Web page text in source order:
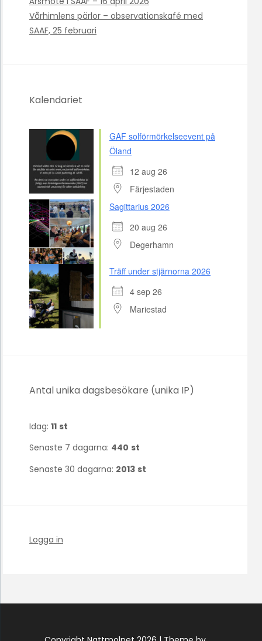
Vårhimlens pärlor – observationskafé med
SAAF, 25 februari
Kalendariet
GAF solförmörkelseevent på
Öland
12 aug 26
Färjestaden
Sagittarius 2026
20 aug 26
Degerhamn
Träff under stjärnorna 2026
4 sep 26
Mariestad
Antal unika dagsbesökare (unika IP)
Idag: 11 st
Senaste 7 dagarna: 440 st
Senaste 30 dagarna: 2013 st
Logga in